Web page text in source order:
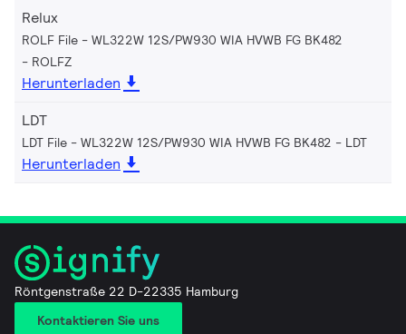
Relux
ROLF File - WL322W 12S/PW930 WIA HVWB FG BK482
ROLFZ
Herunterladen
LDT
LDT File - WL322W 12S/PW930 WIA HVWB FG BK482 LDT
Herunterladen
Röntgenstraße 22 D-22335 Hamburg
Kontaktieren Sie uns